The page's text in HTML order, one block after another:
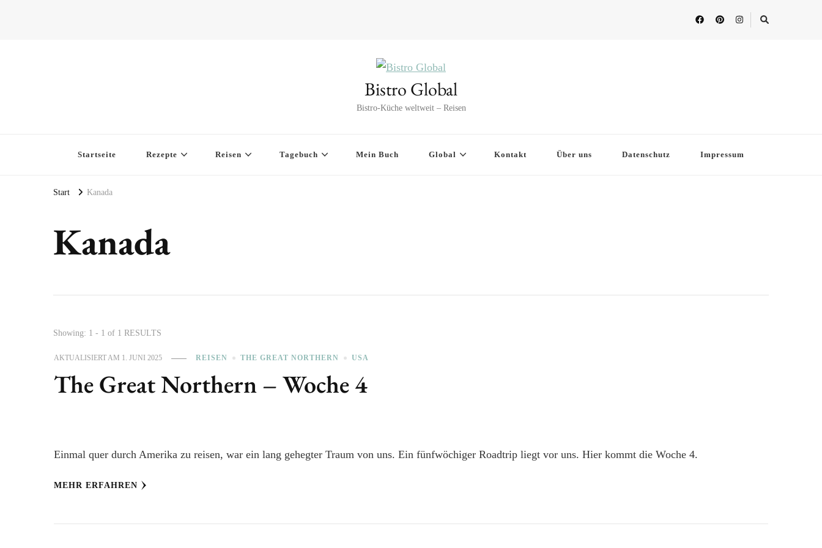
Bistro Global
Bistro-Küche weltweit – Reisen
Startseite Rezepte Reisen Tagebuch Mein Buch Global Kontakt Über uns Datenschutz Impressum
Start Kanada
Kanada
Showing: 1 - 1 of 1 RESULTS
AKTUALISIERT AM 1. JUNI 2025 REISEN THE GREAT NORTHERN USA
The Great Northern – Woche 4
Einmal quer durch Amerika zu reisen, war ein lang gehegter Traum von uns. Ein fünfwöchiger Roadtrip liegt vor uns. Hier kommt die Woche 4.
MEHR ERFAHREN